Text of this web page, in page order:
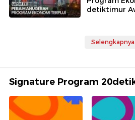
detiktimur
Selengkapnya
Signature Program